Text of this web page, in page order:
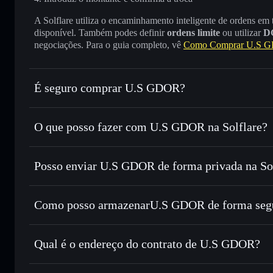
A Solflare utiliza o encaminhamento inteligente de ordens
disponível. Também podes definirordens limite ou utilizar
negociações. Para o guia completo, vê Como Comprar U.S
É seguro comprar U.S GDOR?
U.S GDOR não está verificado
O que posso fazer com U.S GDOR na Solflare?
U.S GDOR
Carteira Solflare
Trocar instantaneamente— trocar GLOBAL DIGITAL
Utilizar DCA— investir de forma faseada ao longo do
Enviar de forma privada— transferir GLOBAL
carteiras usando o Agregador de Privacidade integrado da
Posso enviar U.S GDOR de forma privada na
Agregador de Privacidade
Como posso armazenarU.S GDOR de forma
U.S GDOR
Qual é o endereço do contrato de U.S GDOR?
U.S GDOR